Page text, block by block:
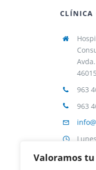
Valoramos
CLÍNICA
963
963